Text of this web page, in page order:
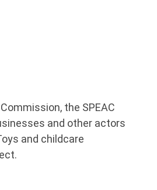
the SPEAC
and other actors
and childcare